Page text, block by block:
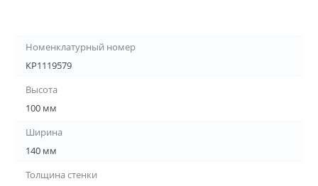
Номенклатурный номер
КР1119579
Высота
100 мм
Ширина
140 мм
Толщина стенки